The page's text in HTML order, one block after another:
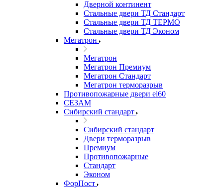
Дверной континент
Стальные двери ТД Стандарт
Стальные двери ТД ТЕРМО
Стальные двери ТД Эконом
Мегатрон
Мегатрон
Мегатрон Премиум
Мегатрон Стандарт
Мегатрон терморазрыв
Противопожарные двери ei60
СЕЗАМ
Сибирский стандарт
Сибирский стандарт
Двери терморазрыв
Премиум
Противопожарные
Стандарт
Эконом
ФорПост